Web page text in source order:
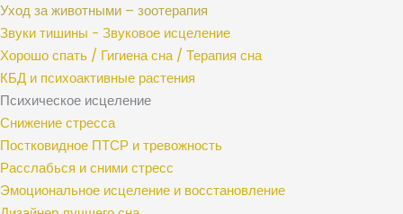
Уход за животными – зоотерапия
Звуки тишины - Звуковое исцеление
Хорошо спать / Гигиена сна / Терапия сна
КБД и психоактивные растения
Психическое исцеление
Снижение стресса
Постковидное ПТСР и тревожность
Расслабься и сними стресс
Эмоциональное исцеление и восстановление